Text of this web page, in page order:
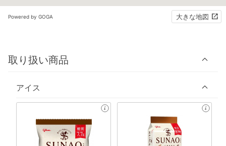
Powered by GOGA 大きな地図
取り扱い商品
アイス